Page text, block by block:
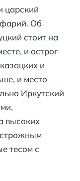
царский
Об
стоит на
и острог
и
и место
Иркутский
высоких
тесом с